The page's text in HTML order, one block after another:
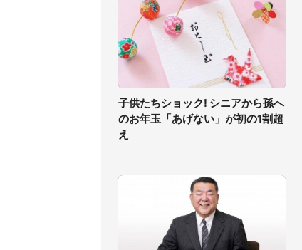
子供たちショック! シニアから孫へ
のお年玉「あげない」が初の1割超
え